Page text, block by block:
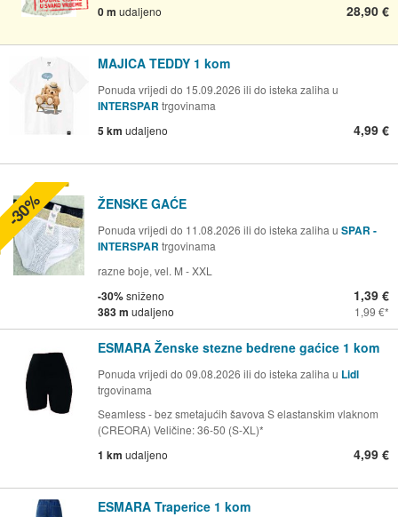
0 m udaljeno 28,90 €
MAJICA TEDDY 1 kom
Ponuda vrijedi do 15.09.2026 ili do isteka zaliha u
INTERSPAR trgovinama
5 km udaljeno 4,99 €
ŽENSKE GAĆE
Ponuda vrijedi do 11.08.2026 ili do isteka zaliha u SPAR -
INTERSPAR trgovinama
razne boje, vel. M - XXL
-30%sniženo
383 m udaljeno
1,39 €
1,99 €
-30%
ESMARA Ženske stezne bedrene gaćice 1 kom
Ponuda vrijedi do 09.08.2026 ili do isteka zaliha u Lidl
trgovinama
Seamless - bez smetajućih šavova S elastanskim vlaknom
(CREORA) Veličine: 36-50 (S-XL)*
1 km udaljeno 4,99 €
ESMARA Traperice 1 kom